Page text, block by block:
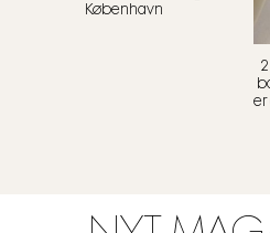
København
er